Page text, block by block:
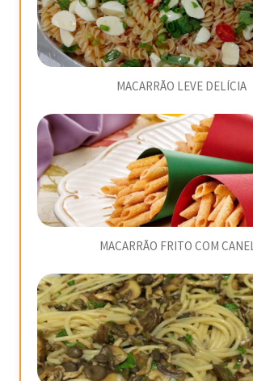
MACARRÃO LEVE DELÍCIA
MACARRÃO FRITO COM